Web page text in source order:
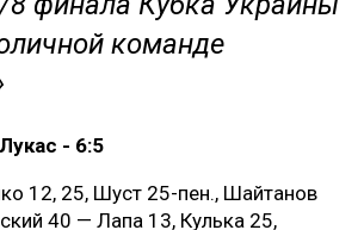
команде
- 6:5
12, 25, Шуст 25-пен., Шайтанов
40 — Лапа 13, Кулька 25,